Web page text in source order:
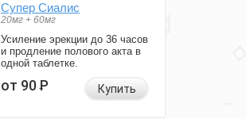
Супер Сиалис
20мг + 60мг
Усиление эрекции до 36 часов
и продление полового акта в
одной таблетке.
от 90Р Купить